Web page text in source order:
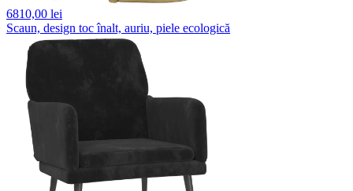
6810,00 lei
Scaun, design toc înalt, auriu, piele ecologică